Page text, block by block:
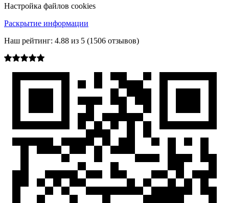
Настройка файлов cookies
Раскрытие информации
Наш рейтинг: 4.88 из 5 (1506 отзывов)